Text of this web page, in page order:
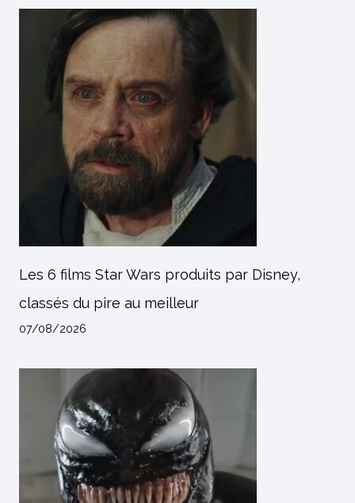
Les 6 films Star Wars produits par Disney,
classés du pire au meilleur
07/08/2026